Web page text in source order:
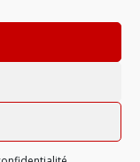
Politique de